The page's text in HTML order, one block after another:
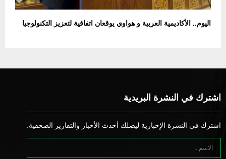
اليوم.. الأكاديمية العربية و هواوي يوقعان اتفاقية لتعزيز التكنولوجيا
اشترك في النشرة البريدية
اشترك في النشرة الإخبارية ليصلك أحدث الأخبار والتقارير الصحفية.